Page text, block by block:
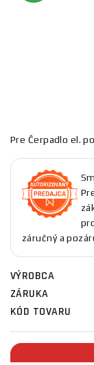
Pre Čerpadlo el.
záručný a
VÝROBCA
ZÁRUKA
KÓD TOVARU